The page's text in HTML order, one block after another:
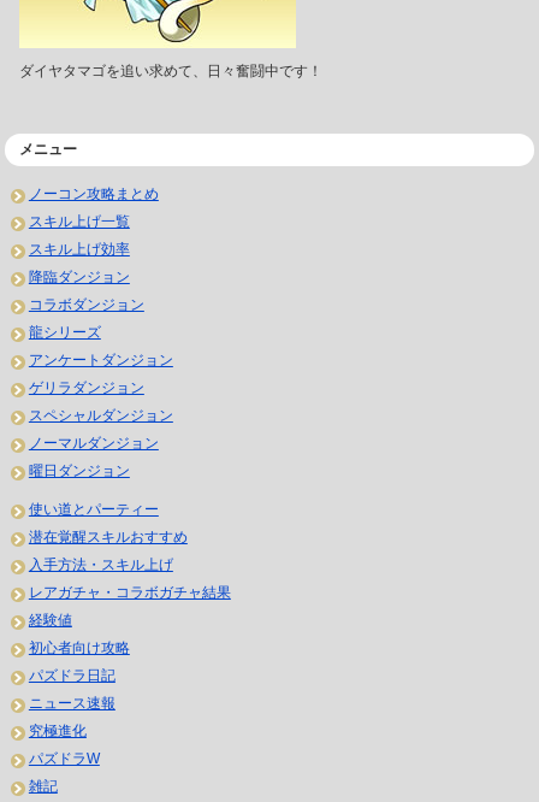
ダイヤタマゴを追い求めて、日々奮闘中です！
メニュー
ノーコン攻略まとめ
スキル上げ一覧
スキル上げ効率
降臨ダンジョン
コラボダンジョン
龍シリーズ
アンケートダンジョン
ゲリラダンジョン
スペシャルダンジョン
ノーマルダンジョン
曜日ダンジョン
使い道とパーティー
潜在覚醒スキルおすすめ
入手方法・スキル上げ
レアガチャ・コラボガチャ結果
経験値
初心者向け攻略
パズドラ日記
ニュース速報
究極進化
パズドラW
雑記